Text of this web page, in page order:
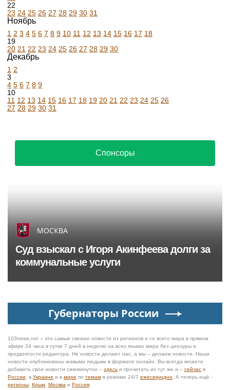
22
23 24 25 26 27 28 29 30 31
Ноябрь
1 2 3 4 5 6 7 8 9 10 11 12 13 14 15 16 17 18
19
20 21 22 23 24 25 26 27 28 29 30
Декабрь
1 2
3
4 5 6 7 8 9
10
11 12 13 14 15 16 17 18 19 20 21 22 23 24 25 26
27 28 29 30 31
Спонсоры
МОСКВА
Суд взыскал с Игоря Акинфеева долги за
коммунальные услуги
Губернаторы России
103news.net – это самые свежие новости из регионов и со всего мира в прямом
эфире 24 часа в сутки 7 дней в неделю на всех языках мира без цензуры и
предвзятости редактора. Не новости делают нас, а мы – делаем новости. Наши
новости опубликованы живыми людьми в формате онлайн. Вы всегда можете
добавить свои новости сиюминутно – здесь и прочитать их тут же и – сейчас в
России , в Украине и в мире по темам в режиме 24/7 ежесекундно . А теперь ещё -
регионы Крым Москва и Россия